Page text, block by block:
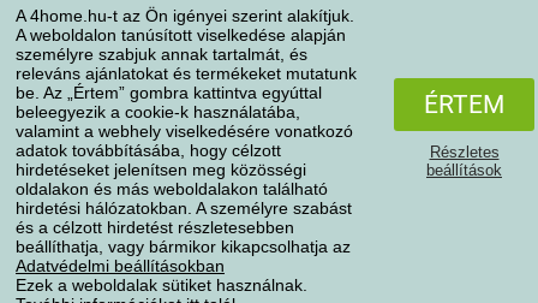
A 4home.hu-t az Ön igényei szerint alakítjuk.
A weboldalon tanúsított viselkedése alapján
személyre szabjuk annak tartalmát, és
releváns ajánlatokat és termékeket mutatunk
be. Az „Értem” gombra kattintva egyúttal
beleegyezik a cookie-k használatába,
valamint a webhely viselkedésére vonatkozó
adatok továbbításába, hogy célzott
hirdetéseket jelenítsen meg közösségi
oldalakon és más weboldalakon található
hirdetési hálózatokban. A személyre szabást
és a célzott hirdetést részletesebben
beállíthatja, vagy bármikor kikapcsolhatja az
Adatvédelmi beállításokban
Ezek a weboldalak sütiket használnak.
ÉRTEM
Részletes
beállítások
Fizetési módok
AdatvédelemSüti szabályzat